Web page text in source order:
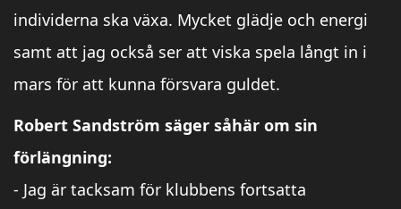
individerna ska växa. Mycket glädje och energi
samt att jag också ser att viska spela långt in i
mars för att kunna försvara guldet.
Robert Sandström säger såhär om sin
förlängning:
- Jag är tacksam för klubbens fortsatta